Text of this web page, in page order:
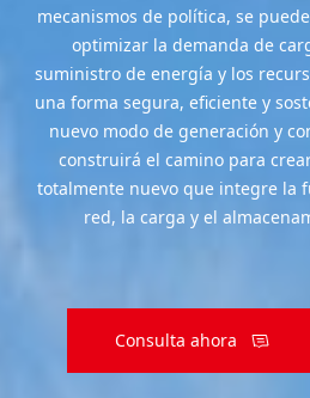
mecanismos de política, se
optimizar la demanda de
suministro de energía y los
una forma segura, eficiente y
nuevo modo de generación y
construirá el camino para
totalmente nuevo que integre la
red, la carga y el
Consulta ahora